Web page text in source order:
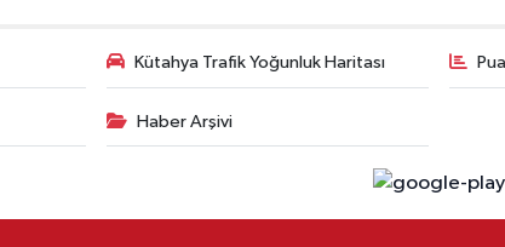
Kütahya Trafik Yoğunluk Haritası
Haber Arşivi